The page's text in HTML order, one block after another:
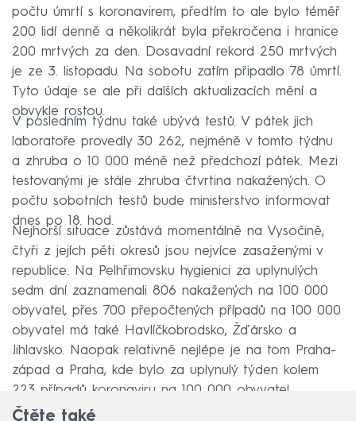
počtu úmrtí s koronavirem, předtím to ale bylo téměř
200 lidí denně a několikrát byla překročena i hranice
200 mrtvých za den. Dosavadní rekord 250 mrtvých
je ze 3. listopadu. Na sobotu zatím připadlo 78 úmrtí.
Tyto údaje se ale při dalších aktualizacích mění a
obvykle rostou.
V posledním týdnu také ubývá testů. V pátek jich
laboratoře provedly 30 262, nejméně v tomto týdnu
a zhruba o 10 000 méně než předchozí pátek. Mezi
testovanými je stále zhruba čtvrtina nakažených. O
počtu sobotních testů bude ministerstvo informovat
dnes po 18. hod.
Nejhorší situace zůstává momentálně na Vysočině,
čtyři z jejích pěti okresů jsou nejvíce zasaženými v
republice. Na Pelhřimovsku hygienici za uplynulých
sedm dní zaznamenali 806 nakažených na 100 000
obyvatel, přes 700 přepočtených případů na 100 000
obyvatel má také Havlíčkobrodsko, Žďársko a
Jihlavsko. Naopak relativně nejlépe je na tom Praha-
západ a Praha, kde bylo za uplynulý týden kolem
223 případů koronaviru na 100 000 obyvatel.
Čtěte také